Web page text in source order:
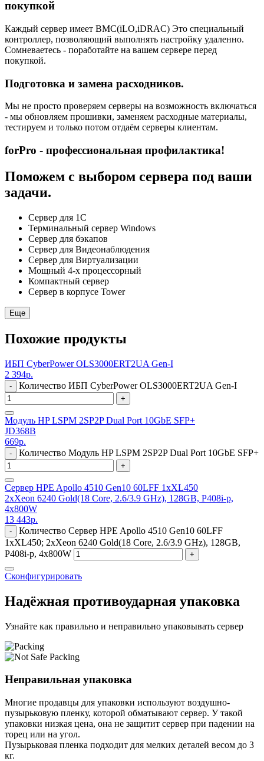
покупкой
Каждый сервер имеет BMC(iLO,iDRAC) Это специальный
контроллер, позволяющий выполнять настройку удаленно.
Сомневаетесь - поработайте на вашем сервере перед
покупкой.
Подготовка и замена расходников.
Мы не просто проверяем серверы на возможность включаться
- мы обновляем прошивки, заменяем расходные материалы,
тестируем и только потом отдаём серверы клиентам.
forPro - профессиональная профилактика!
Поможем с выбором сервера под ваши
задачи.
Сервер для 1С
Терминальный сервер Windows
Сервер для бэкапов
Сервер для Видеонаблюдения
Сервер для Виртуализации
Мощный 4-х процессорный
Компактный сервер
Сервер в корпусе Tower
Еще
Похожие продукты
ИБП CyberPower OLS3000ERT2UA Gen-I
2 394р.
- Количество ИБП CyberPower OLS3000ERT2UA Gen-I
+
Модуль HP LSPM 2SP2P Dual Port 10GbE SFP+
JD368B
669р.
- Количество Модуль HP LSPM 2SP2P Dual Port 10GbE SFP+
+
Сервер HPE Apollo 4510 Gen10 60LFF 1xXL450
2xXeon 6240 Gold(18 Core, 2.6/3.9 GHz), 128GB, P408i-p,
4x800W
13 443р.
-
Количество Сервер HPE Apollo 4510 Gen10 60LFF
1xXL450; 2xXeon 6240 Gold(18 Core, 2.6/3.9 GHz), 128GB,
P408i-p, 4x800W
+
Сконфигурировать
Надёжная противоударная упаковка
Узнайте как правильно и неправильно упаковывать сервер
Неправильная упаковка
Многие продавцы для упаковки используют воздушно-
пузырьковую пленку, которой обматывают сервер. У такой
упаковки низкая цена, она не защитит сервер при падении на
торец или на угол.
Пузырьковая пленка подходит для мелких деталей весом до 3
кг.